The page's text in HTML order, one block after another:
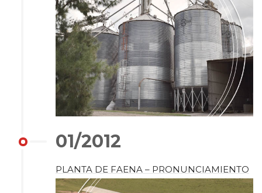
01/2012
PLANTA DE FAENA – PRONUNCIAMIENTO